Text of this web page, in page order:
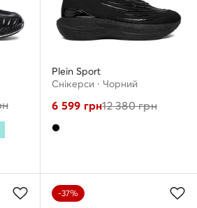
Plein Sport
Снікерcи · Чорний
6 599 грн12 380грн
-37%